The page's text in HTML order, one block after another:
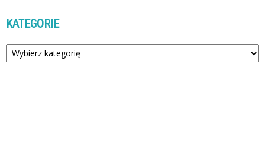
KATEGORIE
Kategorie